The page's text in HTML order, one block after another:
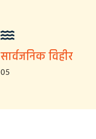
सार्वजनिक विहीर
05